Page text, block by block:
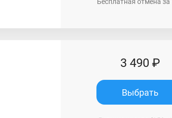
3 490 ₽
Выбрать